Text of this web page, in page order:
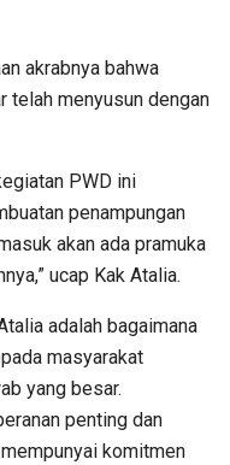
akrabnya bahwa
telah menyusun dengan
PWD ini
penampungan
akan ada pramuka
ucap Kak Atalia.
adalah bagaimana
masyarakat
yang besar.
penting dan
komitmen